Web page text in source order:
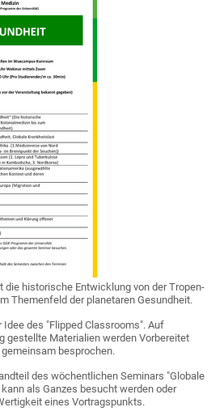
die historische Entwicklung von der Tropen-
Themenfeld der planetaren Gesundheit.
des "Flipped Classrooms". Auf
gestellte Materialien werden Vorbereitet
besprochen.
des wöchentlichen Seminars "Globale
als Ganzes besucht werden oder
eines Vortragspunkts.